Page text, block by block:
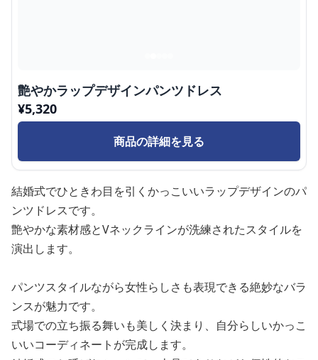
艶やかラップデザインパンツドレス
¥5,320
商品の詳細を見る
結婚式でひときわ目を引くかっこいいラップデザインのパ
ンツドレスです。
艶やかな素材感とVネックラインが洗練されたスタイルを
演出します。
パンツスタイルながら女性らしさも表現できる絶妙なバラ
ンスが魅力です。
式場での立ち振る舞いも美しく決まり、自分らしいかっこ
いいコーディネートが完成します。